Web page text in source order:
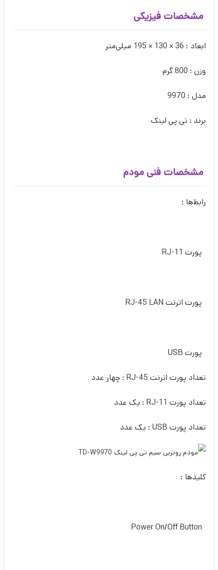
مشخصات فیزیکی
ابعاد : 36 × 130 × 195 میلی‌متر
وزن : 800 گرم
مدل : 9970
برند : تی پی لینک
مشخصات فنی مودم
رابط‌‌ها :
پورت RJ-11
پورت اترنت RJ-45 LAN
پورت USB
تعداد پورت اترنت RJ-45 : چهار عدد
تعداد پورت RJ-11 : یک عدد
تعداد پورت USB : یک عدد
کلیدها :